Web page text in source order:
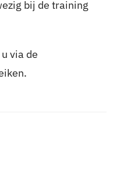
bij de training
via de